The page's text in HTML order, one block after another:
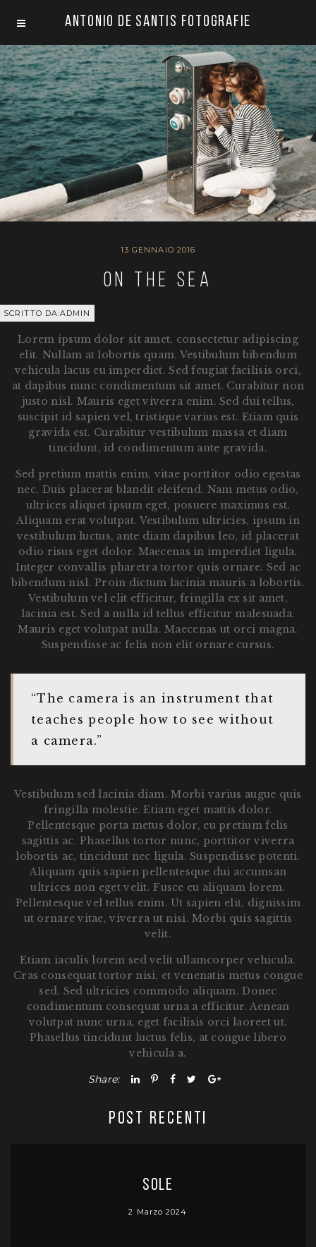
Antonio De Santis Fotografie
13 GENNAIO 2016
On the sea
SCRITTO DA:ADMIN
Lorem ipsum dolor sit amet, consectetur adipiscing
elit. Nullam at lobortis quam. Vestibulum bibendum
vehicula lacus eu imperdiet. Sed feugiat facilisis orci,
at dapibus nunc condimentum sit amet. Curabitur non
justo nisl. Mauris eget viverra enim. Sed dui tellus,
suscipit id sapien vel, tristique varius est. Etiam quis
gravida est. Curabitur vestibulum massa et diam
tincidunt, id condimentum ante gravida.
Sed pretium mattis enim, vitae porttitor odio egestas
nec. Duis placerat blandit eleifend. Nam metus odio,
ultrices aliquet ipsum eget, posuere maximus est.
Aliquam erat volutpat. Vestibulum ultricies, ipsum in
vestibulum luctus, ante diam dapibus leo, id placerat
odio risus eget dolor. Maecenas in imperdiet ligula.
Integer convallis pharetra tortor quis ornare. Sed ac
bibendum nisl. Proin dictum lacinia mauris a lobortis.
Vestibulum vel elit efficitur, fringilla ex sit amet,
lacinia est. Sed a nulla id tellus efficitur malesuada.
Mauris eget volutpat nulla. Maecenas ut orci magna.
Suspendisse ac felis non elit ornare cursus.
“The camera is an instrument that
teaches people how to see without
a camera.”
Vestibulum sed lacinia diam. Morbi varius augue quis
fringilla molestie. Etiam eget mattis dolor.
Pellentesque porta metus dolor, eu pretium felis
sagittis ac. Phasellus tortor nunc, porttitor viverra
lobortis ac, tincidunt nec ligula. Suspendisse potenti.
Aliquam quis sapien pellentesque dui accumsan
ultrices non eget velit. Fusce eu aliquam lorem.
Pellentesque vel tellus enim. Ut sapien elit, dignissim
ut ornare vitae, viverra ut nisi. Morbi quis sagittis
velit.
Etiam iaculis lorem sed velit ullamcorper vehicula.
Cras consequat tortor nisi, et venenatis metus congue
sed. Sed ultricies commodo aliquam. Donec
condimentum consequat urna a efficitur. Aenean
volutpat nunc urna, eget facilisis orci laoreet ut.
Phasellus tincidunt luctus felis, at congue libero
vehicula a.
Share:
POST RECENTI
Sole
2 Marzo 2024